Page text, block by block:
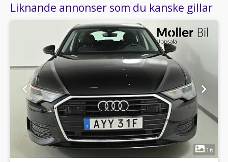
Liknande annonser som du kanske gillar
1
16